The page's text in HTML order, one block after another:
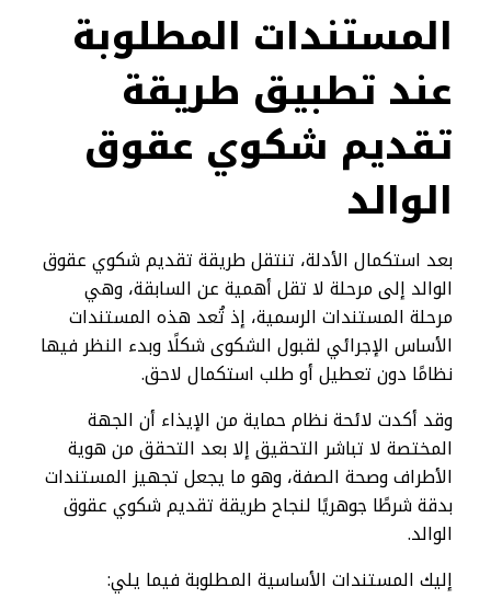
المستندات المطلوبة
عند تطبيق طريقة
تقديم شكوي عقوق
الوالد
بعد استكمال الأدلة، تنتقل طريقة تقديم شكوي عقوق
الوالد إلى مرحلة لا تقل أهمية عن السابقة، وهي
مرحلة المستندات الرسمية، إذ تُعد هذه المستندات
الأساس الإجرائي لقبول الشكوى شكلًا وبدء النظر فيها
نظامًا دون تعطيل أو طلب استكمال لاحق.
وقد أكدت لائحة نظام حماية من الإيذاء أن الجهة
المختصة لا تباشر التحقيق إلا بعد التحقق من هوية
الأطراف وصحة الصفة، وهو ما يجعل تجهيز المستندات
بدقة شرطًا جوهريًا لنجاح طريقة تقديم شكوي عقوق
الوالد.
إليك المستندات الأساسية المطلوبة فيما يلي: